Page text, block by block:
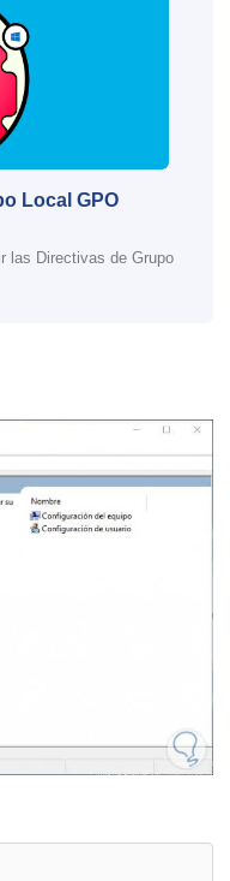
Local GPO
las Directivas de Grupo